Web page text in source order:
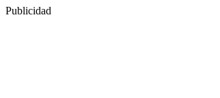
Publicidad